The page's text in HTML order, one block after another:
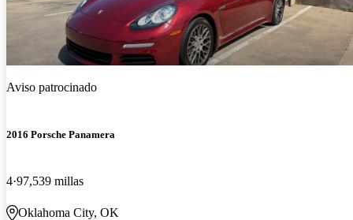
Aviso patrocinado
2016 Porsche Panamera
4 97,539 millas
Oklahoma City, OK